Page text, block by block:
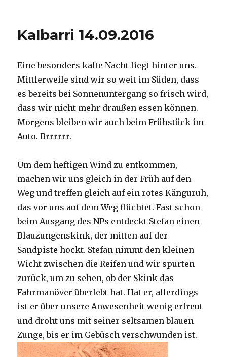
Kalbarri 14.09.2016
Eine besonders kalte Nacht liegt hinter uns.
Mittlerweile sind wir so weit im Süden, dass
es bereits bei Sonnenuntergang so frisch wird,
dass wir nicht mehr draußen essen können.
Morgens bleiben wir auch beim Frühstück im
Auto. Brrrrrr.
Um dem heftigen Wind zu entkommen,
machen wir uns gleich in der Früh auf den
Weg und treffen gleich auf ein rotes Känguruh,
das vor uns auf dem Weg flüchtet. Fast schon
beim Ausgang des NPs entdeckt Stefan einen
Blauzungenskink, der mitten auf der
Sandpiste hockt. Stefan nimmt den kleinen
Wicht zwischen die Reifen und wir spurten
zurück, um zu sehen, ob der Skink das
Fahrmanöver überlebt hat. Hat er, allerdings
ist er über unsere Anwesenheit wenig erfreut
und droht uns mit seiner seltsamen blauen
Zunge, bis er im Gebüsch verschwunden ist.